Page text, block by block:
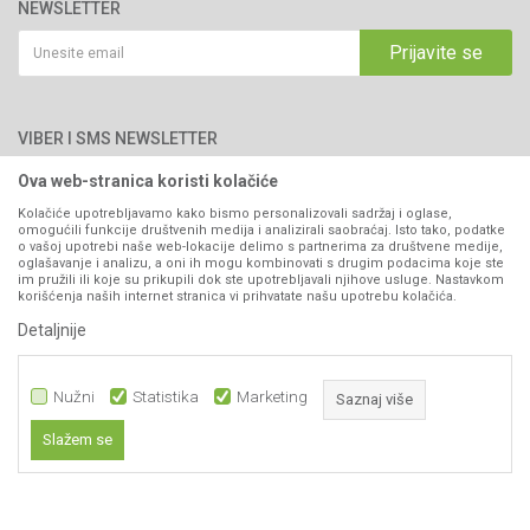
899,00
066/44-99-00
Saradnja
Kontakt
Politika privatnosti
Kako kupiti
Isporuka
Pravo na odustajanje
Reklamacije
Povraćaj sredstava
Zamjena artikala
Plaćanje karticama
NEWSLETTER
Prijavite se
VIBER I SMS NEWSLETTER
PRATITE NAS
Ova web-stranica koristi kolačiće
Kolačiće upotrebljavamo kako bismo personalizovali sadržaj i oglase,
omogućili funkcije društvenih medija i analizirali saobraćaj. Isto tako, podatke
o vašoj upotrebi naše web-lokacije delimo s partnerima za društvene medije,
oglašavanje i analizu, a oni ih mogu kombinovati s drugim podacima koje ste
im pružili ili koje su prikupili dok ste upotrebljavali njihove usluge. Nastavkom
korišćenja naših internet stranica vi prihvatate našu upotrebu kolačića.
Detaljnije
Nužni Statistika Marketing Saznaj više
Slažem se